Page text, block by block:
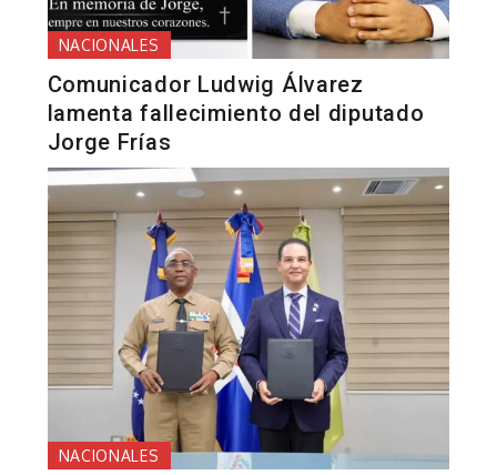
NACIONALES
Comunicador Ludwig Álvarez
lamenta fallecimiento del diputado
Jorge Frías
NACIONALES